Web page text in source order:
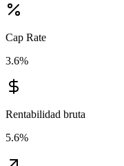
Cap Rate
3.6%
Rentabilidad bruta
5.6%